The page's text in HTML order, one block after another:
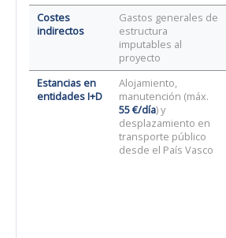
Costes
indirectos
Gastos generales de
estructura
imputables al
proyecto
Estancias en
entidades I+D
Alojamiento,
manutención (máx.
55 €/día) y
desplazamiento en
transporte público
desde el País Vasco